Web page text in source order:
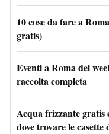
10 cose da fare a
gratis)
Eventi a Roma del
raccolta completa
Acqua frizzante gratis
dove trovare le casette